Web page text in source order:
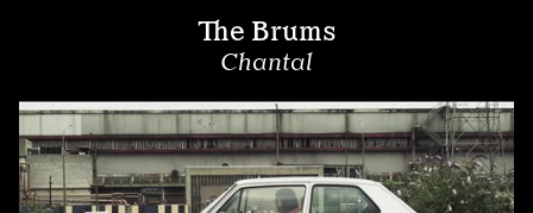
The Brums
Chantal